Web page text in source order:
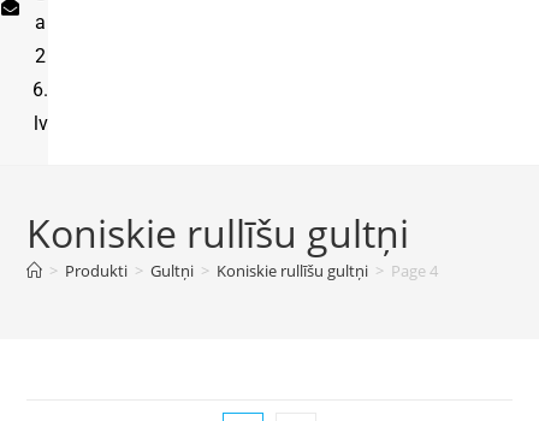
a
2
6.
lv
Koniskie rullīšu gultņi
> Produkti > Gultņi > Koniskie rullīšu gultņi > Page 4